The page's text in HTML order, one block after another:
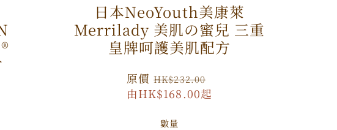
日本NeoYouth美康萊
Merrilady 美肌の蜜兒 三重
皇牌呵護美肌配方
原
價
原價HK$232.00
由HK$168.00起
數量